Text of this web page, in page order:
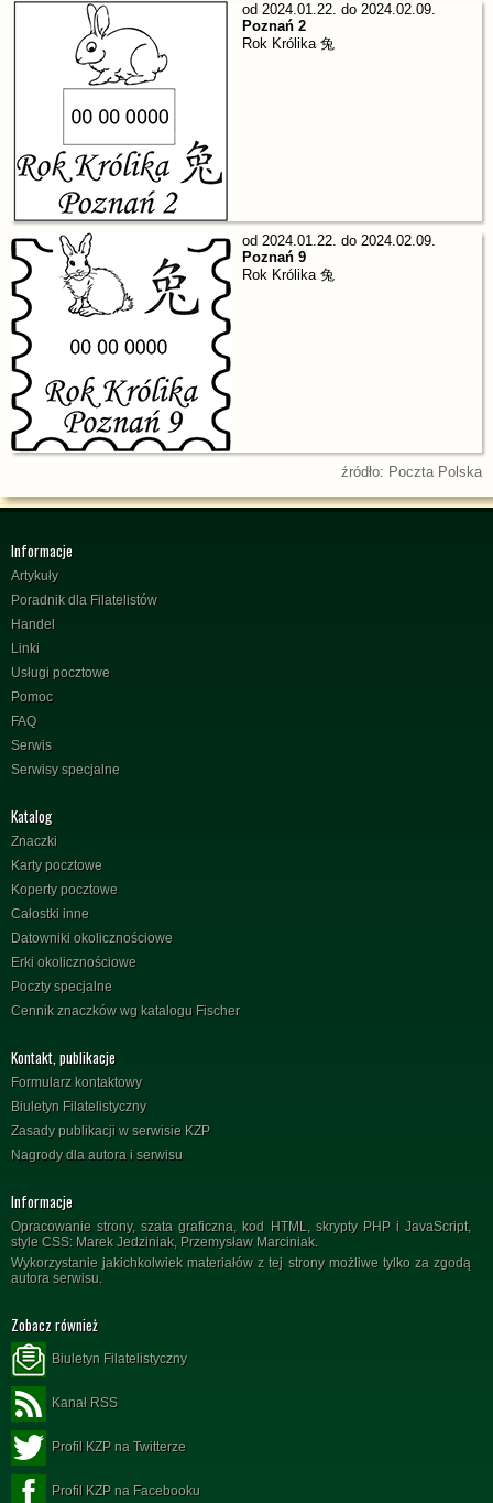
od 2024.01.22. do 2024.02.09.
Poznań 2
Rok Królika 兔
od 2024.01.22. do 2024.02.09.
Poznań 9
Rok Królika 兔
źródło: Poczta Polska
Informacje
Artykuły
Poradnik dla Filatelistów
Handel
Linki
Usługi pocztowe
Pomoc
FAQ
Serwis
Serwisy specjalne
Katalog
Znaczki
Karty pocztowe
Koperty pocztowe
Całostki inne
Datowniki okolicznościowe
Erki okolicznościowe
Poczty specjalne
Cennik znaczków wg katalogu Fischer
Kontakt, publikacje
Formularz kontaktowy
Biuletyn Filatelistyczny
Zasady publikacji w serwisie KZP
Nagrody dla autora i serwisu
Informacje
Opracowanie strony, szata graficzna, kod HTML, skrypty PHP i JavaScript,
style CSS: Marek Jedziniak, Przemysław Marciniak.
Wykorzystanie jakichkolwiek materiałów z tej strony możliwe tylko za zgodą
autora serwisu.
Zobacz również
Biuletyn Filatelistyczny
Kanał RSS
Profil KZP na Twitterze
Profil KZP na Facebooku